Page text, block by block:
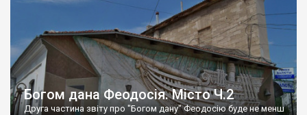
Богом дана Феодосія. Місто Ч.2
Друга частина звіту про "Богом дану" Феодосію буде не менш